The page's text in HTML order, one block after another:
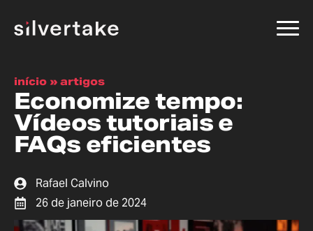
início » artigos
Economize tempo:
Vídeos tutoriais e
FAQs eficientes
Rafael Calvino
26 de janeiro de 2024